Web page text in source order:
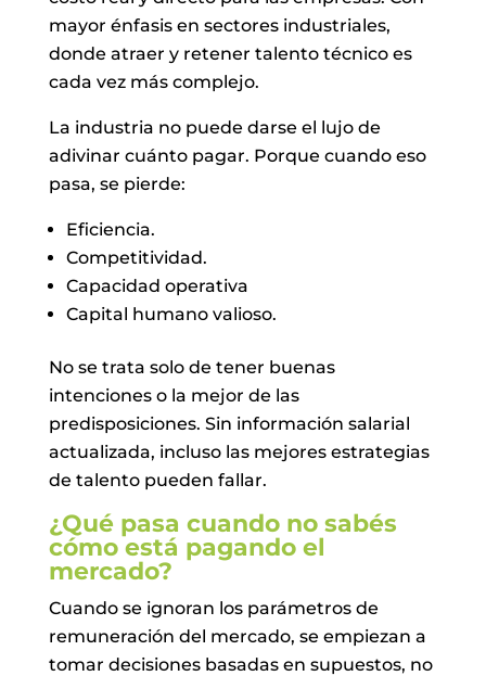
mayor énfasis en sectores industriales,
donde atraer y retener talento técnico es
cada vez más complejo.
La industria no puede darse el lujo de
adivinar cuánto pagar. Porque cuando eso
pasa, se pierde:
Eficiencia.
Competitividad.
Capacidad operativa
Capital humano valioso.
No se trata solo de tener buenas
intenciones o la mejor de las
predisposiciones. Sin información salarial
actualizada, incluso las mejores estrategias
de talento pueden fallar.
¿Qué pasa cuando no sabés
cómo está pagando el
mercado?
Cuando se ignoran los parámetros de
remuneración del mercado, se empiezan a
tomar decisiones basadas en supuestos, no